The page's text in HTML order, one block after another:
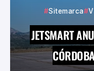
Sitemarca
JETSMART